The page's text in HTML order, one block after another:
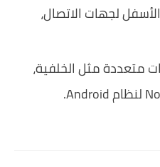
لجهات الاتصال،
متعددة مثل الخلفية،